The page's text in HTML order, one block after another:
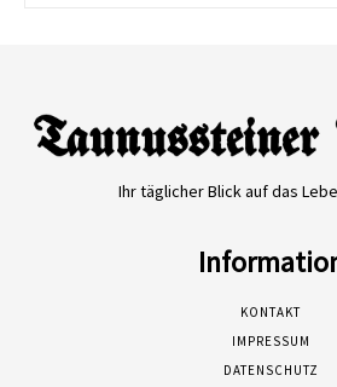
Ihr täglicher Blick auf das
KONTAKT
IMPRESSUM
DATENSCHUTZ